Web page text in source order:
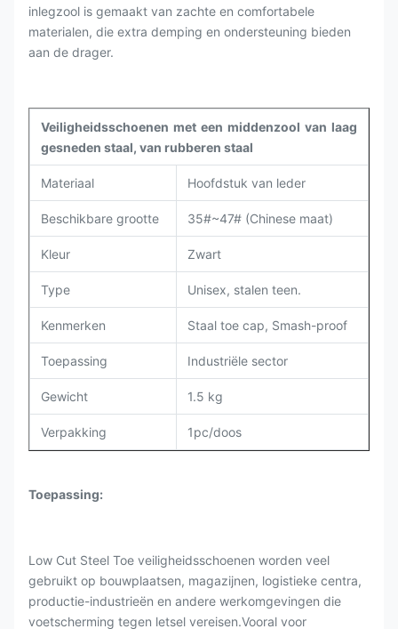
inlegzool is gemaakt van zachte en comfortabele
materialen, die extra demping en ondersteuning bieden
aan de drager.
Veiligheidsschoenen met een middenzool van laag
gesneden staal, van rubberen staal
Materiaal Hoofdstuk van leder
Beschikbare grootte 35#~47# (Chinese maat)
Kleur Zwart
Type Unisex, stalen teen.
Kenmerken Staal toe cap, Smash-proof
Toepassing Industriële sector
Gewicht 1.5 kg
Verpakking 1pc/doos
Toepassing:
Low Cut Steel Toe veiligheidsschoenen worden veel
gebruikt op bouwplaatsen, magazijnen, logistieke centra,
productie-industrieën en andere werkomgevingen die
voetscherming tegen letsel vereisen.Vooral voor